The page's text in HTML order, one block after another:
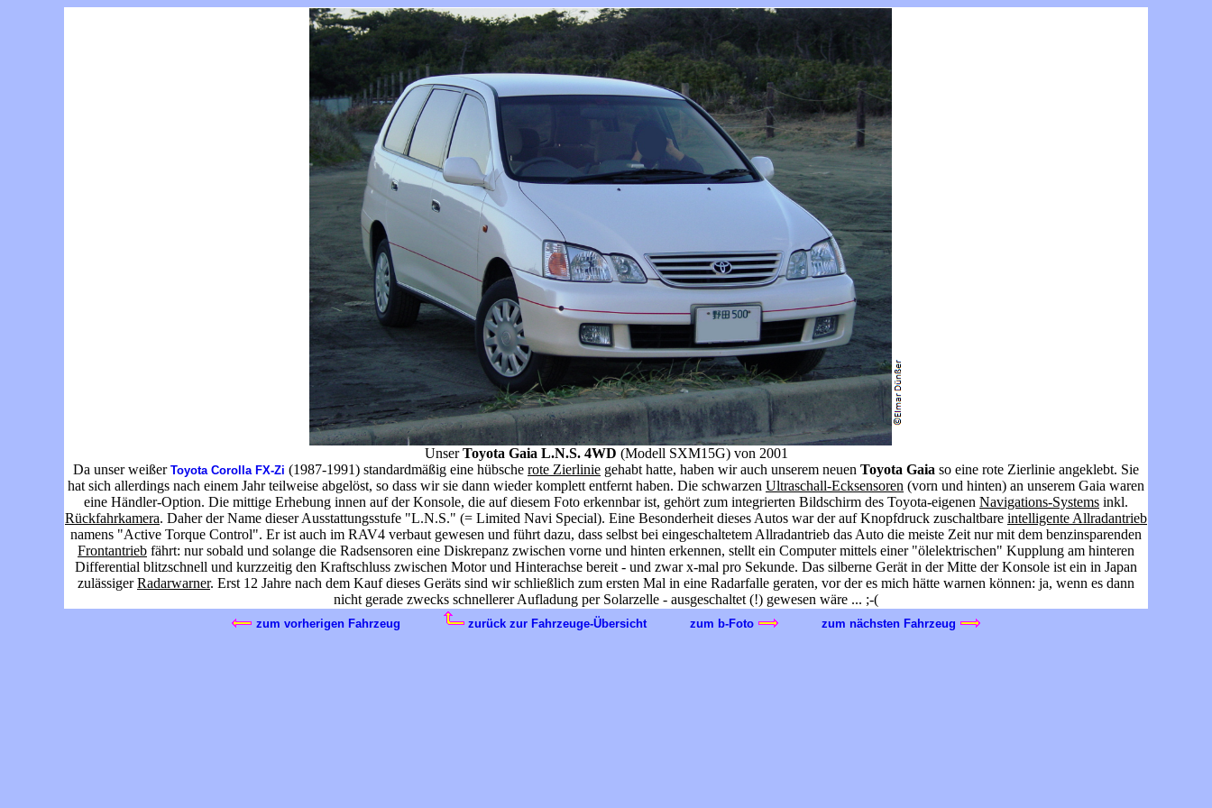
UnserToyota Gaia L.N.S. 4WD (Modell SXM15G) von 2001
Da unser weißer Toyota Corolla FX-Zi (1987-1991) standardmäßig eine hübsche rote Zierlinie gehabt hatte, haben wir auch unserem neuen Toyota Gaia so eine rote Zierlinie angeklebt. Sie
hat sich allerdings nach einem Jahr teilweise abgelöst, so dass wir sie dann wieder komplett entfernt haben. Die schwarzen Ultraschall-Ecksensoren (vorn und hinten) an unserem Gaia waren
eine Händler-Option. Die mittige Erhebung innen auf der Konsole, die auf diesem Foto erkennbar ist, gehört zum integrierten Bildschirm des Toyota-eigenen Navigations-Systems inkl.
Rückfahrkamera. Daher der Name dieser Ausstattungsstufe "L.N.S." (= Limited Navi Special). Eine Besonderheit dieses Autos war der auf Knopfdruck zuschaltbare intelligente Allradantrieb
namens "Active Torque Control". Er ist auch im RAV4 verbaut gewesen und führt dazu, dass selbst bei eingeschaltetem Allradantrieb das Auto die meiste Zeit nur mit dem benzinsparenden
Frontantrieb fährt: nur sobald und solange die Radsensoren eine Diskrepanz zwischen vorne und hinten erkennen, stellt ein Computer mittels einer "ölelektrischen" Kupplung am hinteren
Differential blitzschnell und kurzzeitig den Kraftschluss zwischen Motor und Hinterachse bereit - und zwar x-mal pro Sekunde. Das silberne Gerät in der Mitte der Konsole ist ein in Japan
zulässigerRadarwarner. Erst 12 Jahre nach dem Kauf dieses Geräts sind wir schließlich zum ersten Mal in eine Radarfalle geraten, vor der es mich hätte warnen können: ja, wenn es dann
nicht gerade zwecks schnellerer Aufladung per Solarzelle - ausgeschaltet (!) gewesen wäre ... ;-(
zum vorherigen Fahrzeug zurück zur Fahrzeuge-Übersicht zum b-Foto zum nächsten Fahrzeug